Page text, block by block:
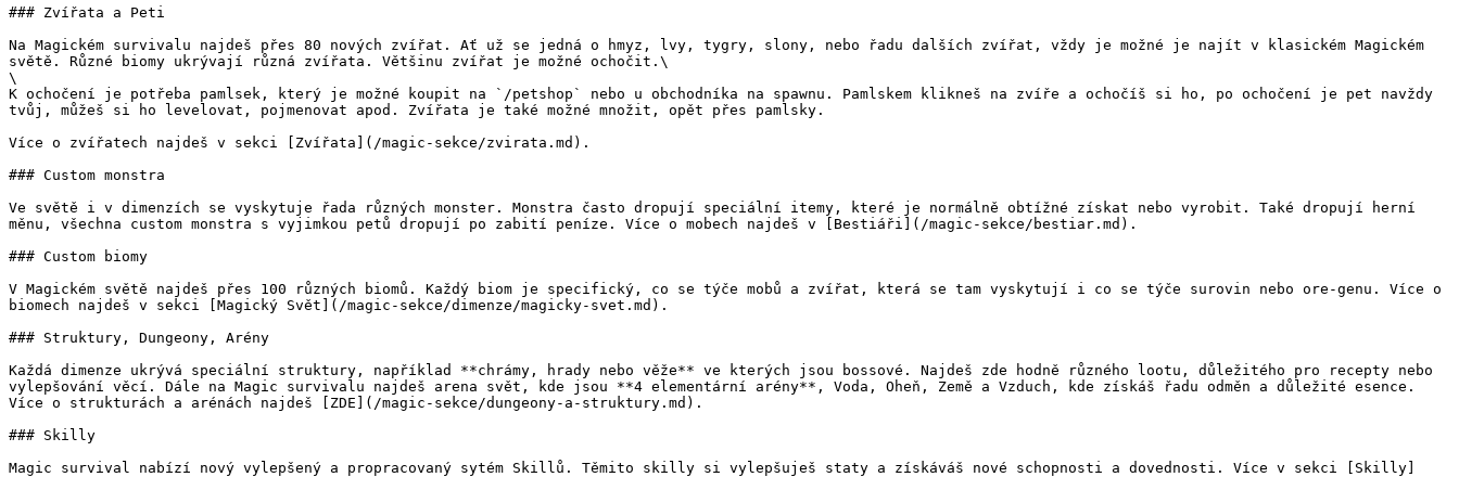
### Zvířata a Peti
Na Magickém survivalu najdeš přes 80 nových zvířat. Ať už se jedná o hmyz, lvy, tygry, slony, nebo řadu dalších zvířat, vždy je možné je najít v klasickém Magickém
světě. Různé biomy ukrývají různá zvířata. Většinu zvířat je možné ochočit.\
\
K ochočení je potřeba pamlsek, který je možné koupit na `/petshop` nebo u obchodníka na spawnu. Pamlskem klikneš na zvíře a ochočíš si ho, po ochočení je pet navždy
tvůj, můžeš si ho levelovat, pojmenovat apod. Zvířata je také možné množit, opět přes pamlsky.
Více o zvířatech najdeš v sekci [Zvířata](/magic-sekce/zvirata.md).
### Custom monstra
Ve světě i v dimenzích se vyskytuje řada různých monster. Monstra často dropují speciální itemy, které je normálně obtížné získat nebo vyrobit. Také dropují herní
měnu, všechna custom monstra s vyjimkou petů dropují po zabití peníze. Více o mobech najdeš v [Bestiáři](/magic-sekce/bestiar.md).
### Custom biomy
V Magickém světě najdeš přes 100 různých biomů. Každý biom je specifický, co se týče mobů a zvířat, která se tam vyskytují i co se týče surovin nebo ore-genu. Více o
biomech najdeš v sekci [Magický Svět](/magic-sekce/dimenze/magicky-svet.md).
### Struktury, Dungeony, Arény
Každá dimenze ukrývá speciální struktury, například **chrámy, hrady nebo věže** ve kterých jsou bossové. Najdeš zde hodně různého lootu, důležitého pro recepty nebo
vylepšování věcí. Dále na Magic survivalu najdeš arena svět, kde jsou **4 elementární arény**, Voda, Oheň, Země a Vzduch, kde získáš řadu odměn a důležité esence.
Více o strukturách a arénách najdeš [ZDE](/magic-sekce/dungeony-a-struktury.md).
### Skilly
Magic survival nabízí nový vylepšený a propracovaný sytém Skillů. Těmito skilly si vylepšuješ staty a získáváš nové schopnosti a dovednosti. Více v sekci [Skilly]